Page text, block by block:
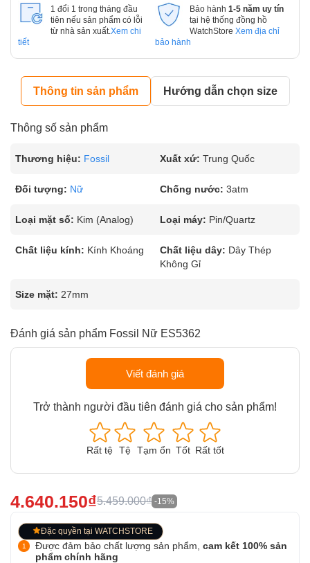
1 đổi 1 trong tháng đầu
tiên nếu sản phẩm có lỗi
từ nhà sản xuất. Xem chi
tiết
Bảo hành 1-5 năm uy tín
tại hệ thống đồng hồ
WatchStore Xem địa chỉ
bảo hành
Thông tin sản phẩm Hướng dẫn chọn size
Thông số sản phẩm
Thương hiệu: Fossil Xuất xứ: Trung Quốc
Đối tượng: Nữ Chống nước: 3atm
Loại mặt số: Kim (Analog) Loại máy: Pin/Quartz
Chất liệu kính: Kính Khoáng Chất liệu dây: Dây Thép
Không Gỉ
Size mặt: 27mm
Đánh giá sản phẩm Fossil Nữ ES5362
Viết đánh giá
Trở thành người đầu tiên đánh giá cho sản phẩm!
Rất tệ Tệ Tạm ổn Tốt Rất tốt
4.640.150₫5.459.000₫ -15%
Đặc quyền tại WATCHSTORE
Được đảm bảo chất lượng sản phẩm, cam kết 100% sản
phẩm chính hãng